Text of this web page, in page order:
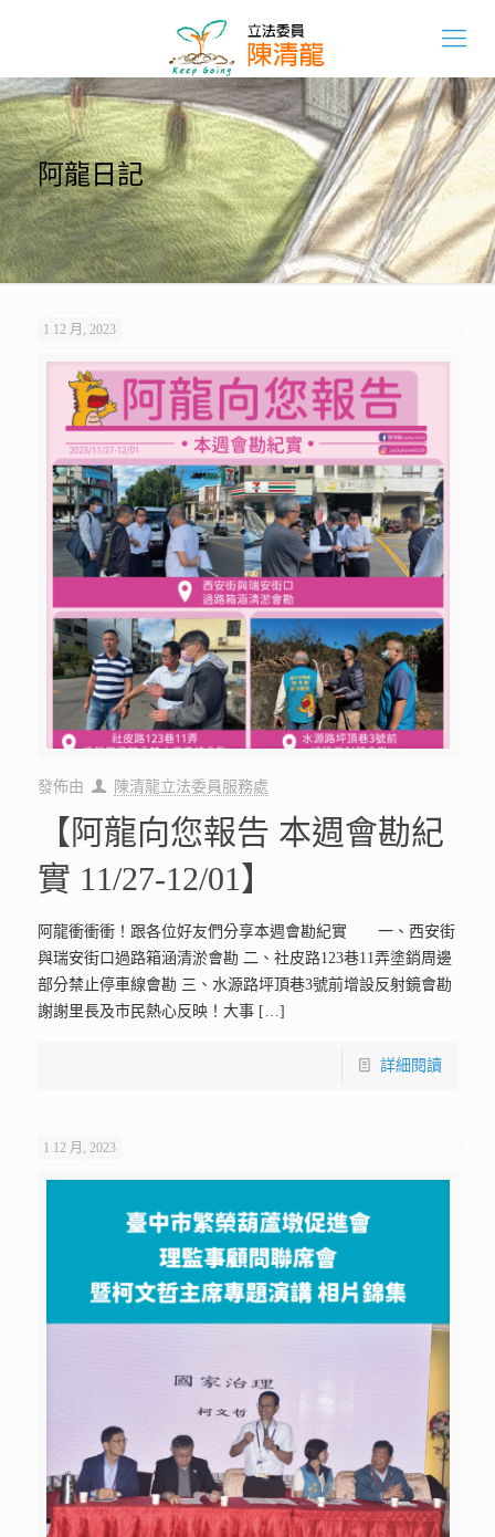
阿龍日記
1 12 月, 2023
發佈由 陳清龍立法委員服務處
【阿龍向您報告 本週會勘紀
實 11/27-12/01】
阿龍衝衝衝！跟各位好友們分享本週會勘紀實 一、西安街
與瑞安街口過路箱涵清淤會勘 二、社皮路123巷11弄塗銷周邊
部分禁止停車線會勘 三、水源路坪頂巷3號前增設反射鏡會勘
謝謝里長及市民熱心反映！大事[…]
詳細閱讀
1 12 月, 2023